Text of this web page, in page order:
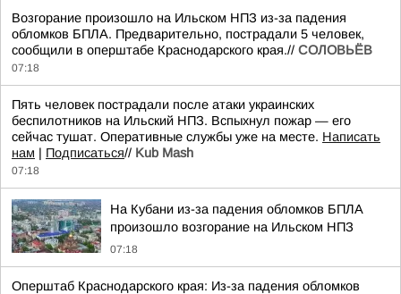
Возгорание произошло на Ильском НПЗ из-за падения
обломков БПЛА. Предварительно, пострадали 5 человек,
сообщили в оперштабе Краснодарского края.// СОЛОВЬЁВ
07:18
Пять человек пострадали после атаки украинских
беспилотников на Ильский НПЗ. Вспыхнул пожар — его
сейчас тушат. Оперативные службы уже на месте. Написать
нам | Подписаться// Kub Mash
07:18
На Кубани из-за падения обломков БПЛА
произошло возгорание на Ильском НПЗ
07:18
Оперштаб Краснодарского края: Из-за падения обломков